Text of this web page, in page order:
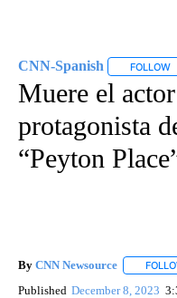
CNN-Spanish FOLLOW
Muere el
protagonista
“Peyton
By CNN Newsource
Published December 8, 2023